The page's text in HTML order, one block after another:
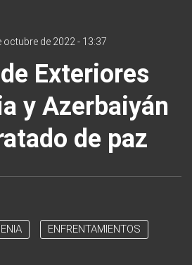
octubre de 2022 - 13:37
Exteriores
y Azerbaiyán
de paz
ENFRENTAMIENTOS